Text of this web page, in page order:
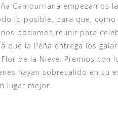
Campurriana empezamos
lo posible, para que, como
podamos reunir para
que la Peña entrega los
de la Nieve. Premios con
hayan sobresalido en su
lugar mejor.